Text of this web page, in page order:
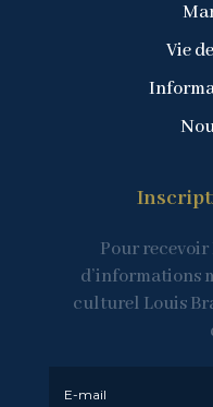
Vie
Pour
d’informations
culturel Louis